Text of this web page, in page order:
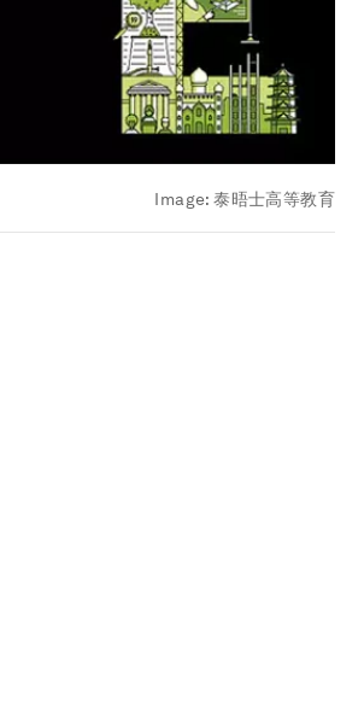
Image:泰晤士高等教育